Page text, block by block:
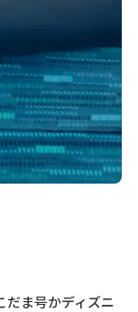
ま号かディズニ